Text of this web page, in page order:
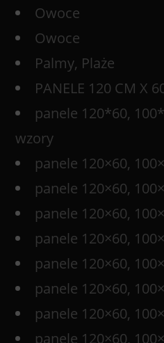
Owoce
Owoce
Palmy, Plaże
PANELE 120 CM X
panele 120*60,
wzory
panele 120×60,
panele 120×60,
panele 120×60,
panele 120×60,
panele 120×60,
panele 120×60,
panele 120×60,
panele 120×60,